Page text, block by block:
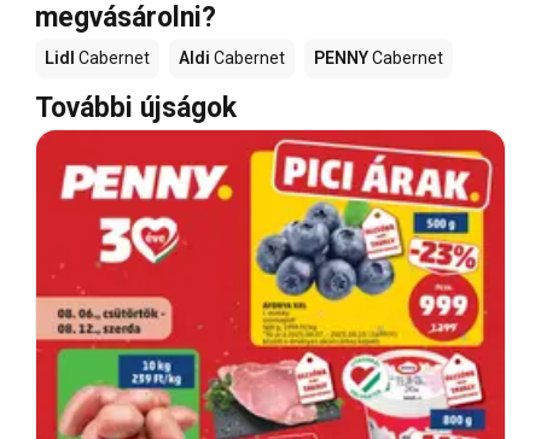
megvásárolni?
Lidl Cabernet Aldi Cabernet PENNYCabernet
További újságok